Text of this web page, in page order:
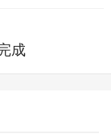
成